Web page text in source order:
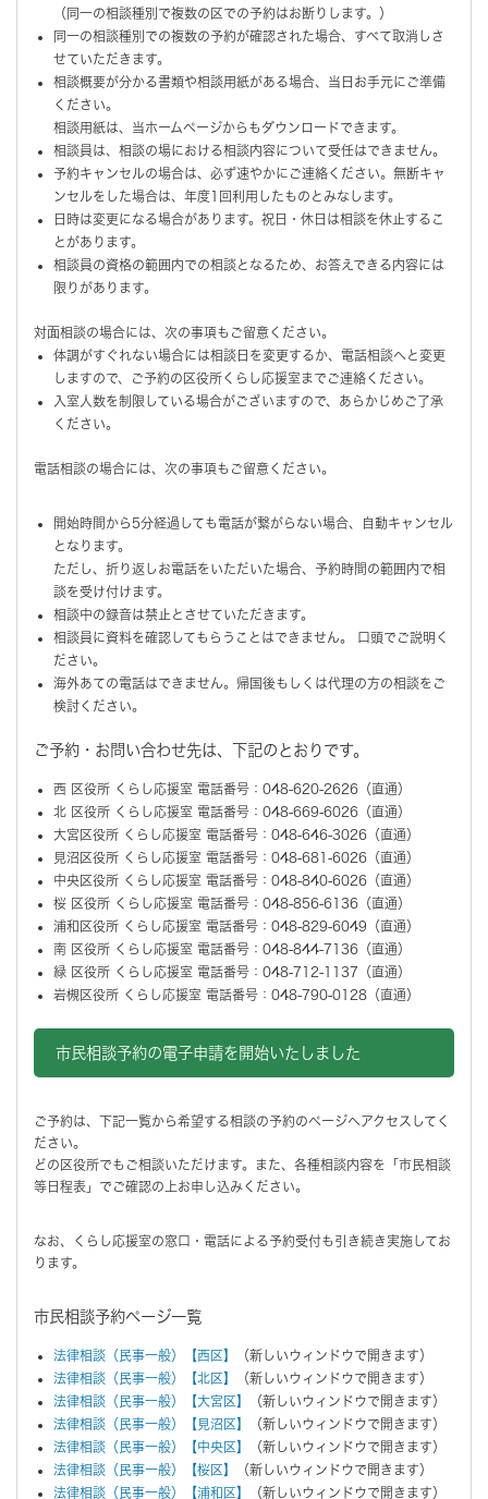
（同一の相談種別で複数の区での予約はお断りします。）
同一の相談種別での複数の予約が確認された場合、すべて取消しさ
せていただきます。
相談概要が分かる書類や相談用紙がある場合、当日お手元にご準備
ください。
相談用紙は、当ホームページからもダウンロードできます。
相談員は、相談の場における相談内容について受任はできません。
予約キャンセルの場合は、必ず速やかにご連絡ください。無断キャ
ンセルをした場合は、年度1回利用したものとみなします。
日時は変更になる場合があります。祝日・休日は相談を休止するこ
とがあります。
相談員の資格の範囲内での相談となるため、お答えできる内容には
限りがあります。
対面相談の場合には、次の事項もご留意ください。
体調がすぐれない場合には相談日を変更するか、電話相談へと変更
しますので、ご予約の区役所くらし応援室までご連絡ください。
入室人数を制限している場合がございますので、あらかじめご了承
ください。
電話相談の場合には、次の事項もご留意ください。
開始時間から5分経過しても電話が繋がらない場合、自動キャンセル
となります。
ただし、折り返しお電話をいただいた場合、予約時間の範囲内で相
談を受け付けます。
相談中の録音は禁止とさせていただきます。
相談員に資料を確認してもらうことはできません。 口頭でご説明く
ださい。
海外あての電話はできません。帰国後もしくは代理の方の相談をご
検討ください。
ご予約・お問い合わせ先は、下記のとおりです。
西 区役所 くらし応援室 電話番号：048-620-2626（直通）
北 区役所 くらし応援室 電話番号：048-669-6026（直通）
大宮区役所 くらし応援室 電話番号：048-646-3026（直通）
見沼区役所 くらし応援室 電話番号：048-681-6026（直通）
中央区役所 くらし応援室 電話番号：048-840-6026（直通）
桜 区役所 くらし応援室 電話番号：048-856-6136（直通）
浦和区役所 くらし応援室 電話番号：048-829-6049（直通）
南 区役所 くらし応援室 電話番号：048-844-7136（直通）
緑 区役所 くらし応援室 電話番号：048-712-1137（直通）
岩槻区役所 くらし応援室 電話番号：048-790-0128（直通）
市民相談予約の電子申請を開始いたしました
ご予約は、下記一覧から希望する相談の予約のページへアクセスしてく
ださい。
どの区役所でもご相談いただけます。また、各種相談内容を「市民相談
等日程表」でご確認の上お申し込みください。
なお、くらし応援室の窓口・電話による予約受付も引き続き実施してお
ります。
市民相談予約ページ一覧
法律相談（民事一般）【西区】
（新しいウィンドウで開きます）
法律相談（民事一般）【北区】
（新しいウィンドウで開きます）
法律相談（民事一般）【大宮区】
（新しいウィンドウで開きます）
法律相談（民事一般）【見沼区】
（新しいウィンドウで開きます）
法律相談（民事一般）【中央区】
（新しいウィンドウで開きます）
法律相談（民事一般）【桜区】
（新しいウィンドウで開きます）
法律相談（民事一般）【浦和区】
（新しいウィンドウで開きます）